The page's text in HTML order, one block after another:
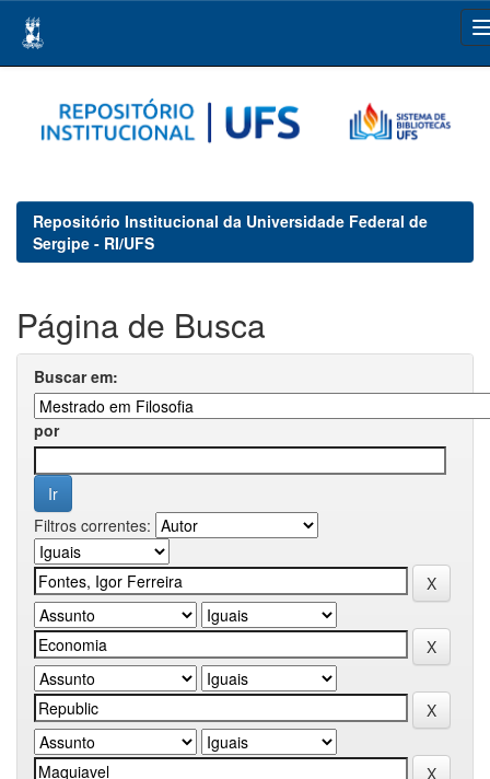
navigation
Repositório Institucional da Universidade Federal de
Sergipe - RI/UFS
Página de Busca
Buscar em:
por
Filtros correntes: